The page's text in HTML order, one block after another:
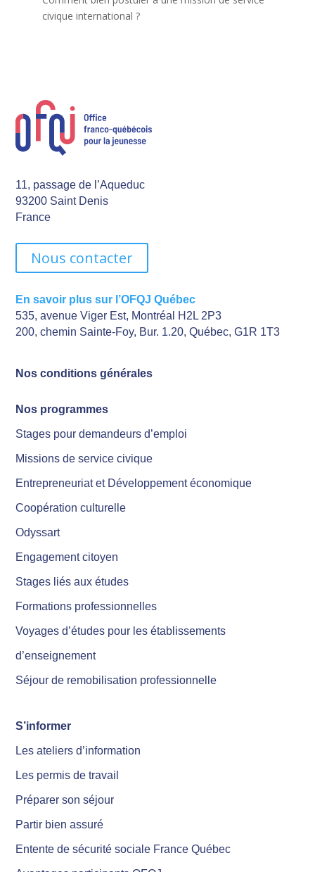
civique international ?
11, passage de l’Aqueduc
93200 Saint Denis
France
Nous contacter
En savoir plus sur l’OFQJ Québec
535, avenue Viger Est, Montréal H2L 2P3
200, chemin Sainte-Foy, Bur. 1.20, Québec, G1R 1T3
Nos conditions générales
Nos programmes
Stages pour demandeurs d’emploi
Missions de service civique
Entrepreneuriat et Développement économique
Coopération culturelle
Odyssart
Engagement citoyen
Stages liés aux études
Formations professionnelles
Voyages d’études pour les établissements
d’enseignement
Séjour de remobilisation professionnelle
S’informer
Les ateliers d’information
Les permis de travail
Préparer son séjour
Partir bien assuré
Entente de sécurité sociale France Québec